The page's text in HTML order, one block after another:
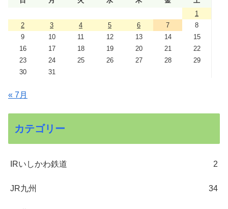
1
2
3 4 5 6 7
8
9
10 11 12 13 14
15
16
17 18 19 20 21
22
23
24 25 26 27 28
29
30
31
« 7月
カテゴリー
IRいしかわ鉄道 2
JR九州 34